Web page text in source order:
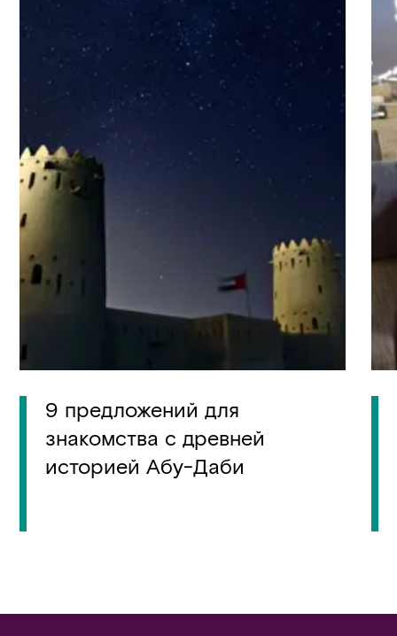
9 предложений для
знакомства с древней
историей Абу-Даби